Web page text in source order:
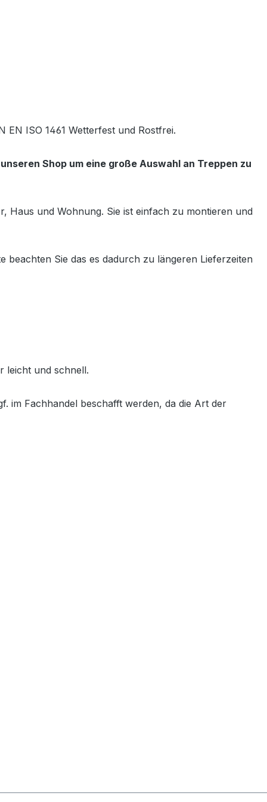
ISO 1461 Wetterfest und Rostfrei.
Shop um eine große Auswahl an Treppen zu
Haus und Wohnung. Sie ist einfach zu montieren und
Sie das es dadurch zu längeren Lieferzeiten
leicht und schnell.
im Fachhandel beschafft werden, da die Art der